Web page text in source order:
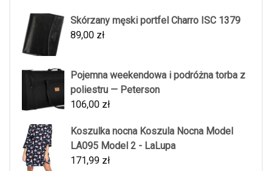
Skórzany męski portfel Charro ISC 1379
89,00 zł
Pojemna weekendowa i podróżna torba z
poliestru — Peterson
106,00 zł
Koszulka nocna Koszula Nocna Model
LA095 Model 2 - LaLupa
171,99 zł